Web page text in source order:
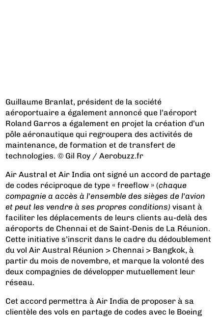
Guillaume Branlat, président de la société
aéroportuaire a également annoncé que l’aéroport
Roland Garros a également en projet la création d’un
pôle aéronautique qui regroupera des activités de
maintenance, de formation et de transfert de
technologies. © Gil Roy / Aerobuzz.fr
Air Austral et Air India ont signé un accord de partage
de codes réciproque de type « freeflow » (chaque
compagnie a accès à l'ensemble des sièges de l'avion
et peut les vendre à ses propres conditions)visant à
faciliter les déplacements de leurs clients au-delà des
aéroports de Chennai et de Saint-Denis de La Réunion.
Cette initiative s’inscrit dans le cadre du dédoublement
du vol Air Austral Réunion > Chennai > Bangkok, à
partir du mois de novembre, et marque la volonté des
deux compagnies de développer mutuellement leur
réseau.
Cet accord permettra à Air India de proposer à sa
clientèle des vols en partage de codes avec le Boeing